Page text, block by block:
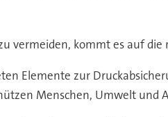
vermeiden, kommt es auf
Elemente zur
Menschen, Umwelt und